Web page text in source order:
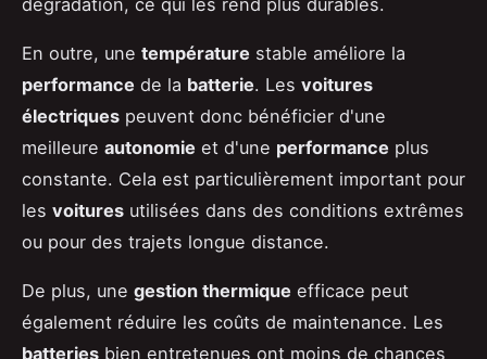
dégradation, ce qui les rend plus durables.
En outre, une température stable améliore la
performance de la batterie. Les voitures
électriques peuvent donc bénéficier d'une
meilleure autonomie et d'une performance plus
constante. Cela est particulièrement important pour
les voitures utilisées dans des conditions extrêmes
ou pour des trajets longue distance.
De plus, une gestion thermique efficace peut
également réduire les coûts de maintenance. Les
batteries bien entretenues ont moins de chances